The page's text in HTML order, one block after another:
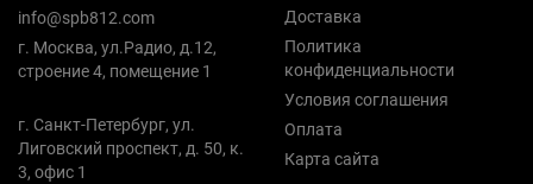
info@spb812.com
г. Москва, ул.Радио, д.12,
строение 4, помещение 1
г. Санкт-Петербург, ул.
Лиговский проспект, д. 50, к.
3, офис 1
Доставка
Политика
конфиденциальности
Условия соглашения
Оплата
Карта сайта